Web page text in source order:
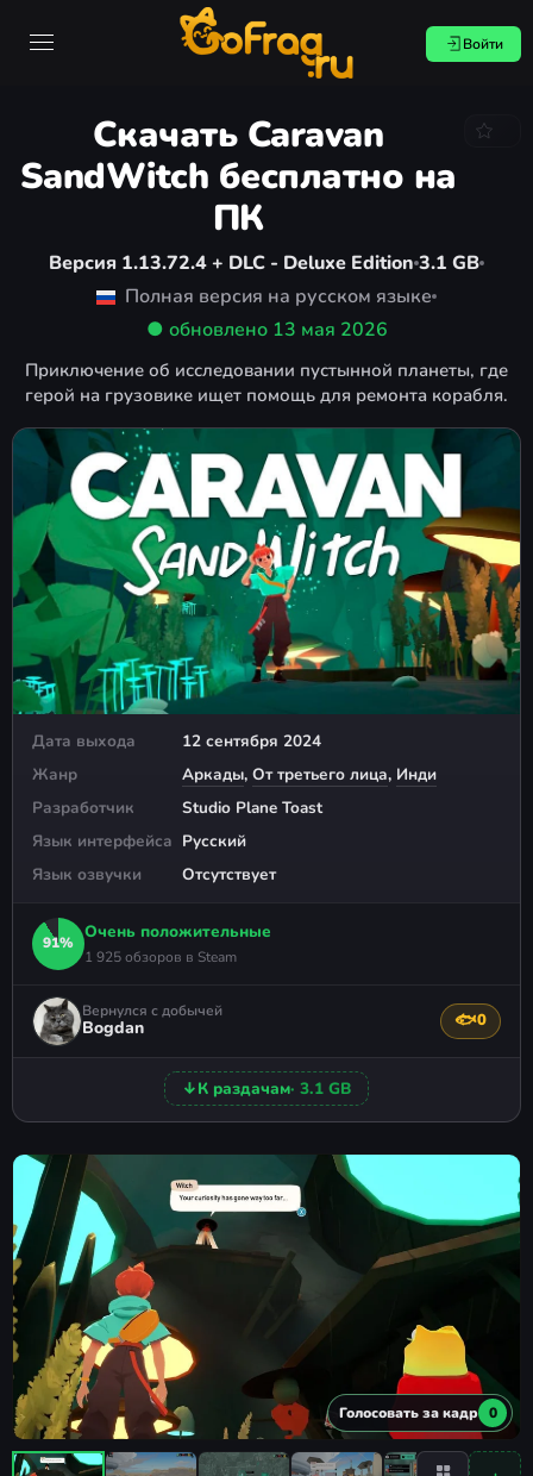
Войти
Скачать Caravan
SandWitch бесплатно на
ПК
Версия 1.13.72.4 + DLC - Deluxe Edition 3.1 GB
Полная версия на русском языке
● обновлено 13 мая 2026
Приключение об исследовании пустынной планеты, где
герой на грузовике ищет помощь для ремонта корабля.
Дата выхода
12 сентября 2024
Жанр
Аркады, От третьего лица, Инди
Разработчик
Studio Plane Toast
Язык интерфейса Русский
Язык озвучки
Отсутствует
91%
Очень положительные
1 925 обзоров в Steam
Вернулся с добычей
Bogdan 🐟0
↓К раздачам· 3.1 GB
Голосовать за кадр 0